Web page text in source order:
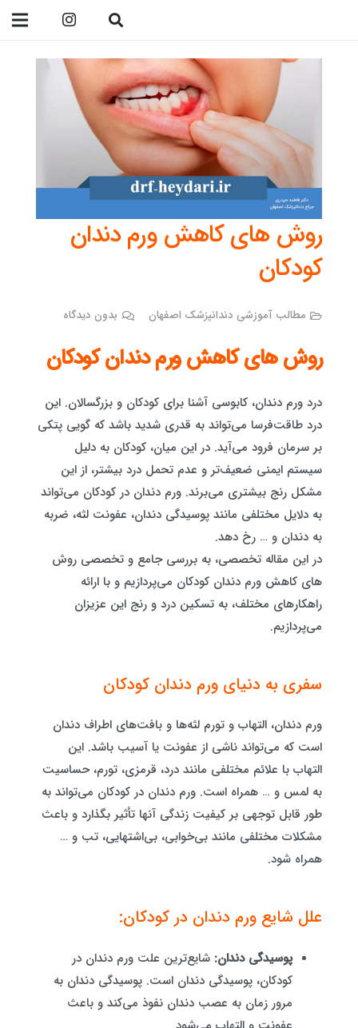
روش های کاهش ورم دندان
کودکان
مطالب آموزشی دندانپزشک اصفهان بدون دیدگاه
روش های کاهش ورم دندان کودکان
درد ورم دندان، کابوسی آشنا برای کودکان و بزرگسالان. این
درد طاقت‌فرسا می‌تواند به قدری شدید باشد که گویی پتکی
بر سرمان فرود می‌آید. در این میان، کودکان به دلیل
سیستم ایمنی ضعیف‌تر و عدم تحمل درد بیشتر، از این
مشکل رنج بیشتری می‌برند. ورم دندان در کودکان می‌تواند
به دلایل مختلفی مانند پوسیدگی دندان، عفونت لثه، ضربه
به دندان و … رخ دهد.
در این مقاله تخصصی، به بررسی جامع و تخصصی روش
های کاهش ورم دندان کودکان می‌پردازیم و با ارائه
راهکارهای مختلف، به تسکین درد و رنج این عزیزان
می‌پردازیم.
سفری به دنیای ورم دندان کودکان
ورم دندان، التهاب و تورم لثه‌ها و بافت‌های اطراف دندان
است که می‌تواند ناشی از عفونت یا آسیب باشد. این
التهاب با علائم مختلفی مانند درد، قرمزی، تورم، حساسیت
به لمس و … همراه است. ورم دندان در کودکان می‌تواند به
طور قابل توجهی بر کیفیت زندگی آنها تأثیر بگذارد و باعث
مشکلات مختلفی مانند بی‌خوابی، بی‌اشتهایی، تب و …
همراه شود.
علل شایع ورم دندان در کودکان:
پوسیدگی دندان: شایع‌ترین علت ورم دندان در
کودکان، پوسیدگی دندان است. پوسیدگی دندان به
مرور زمان به عصب دندان نفوذ می‌کند و باعث